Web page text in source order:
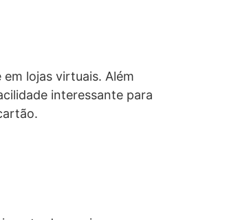
lojas virtuais. Além
interessante para